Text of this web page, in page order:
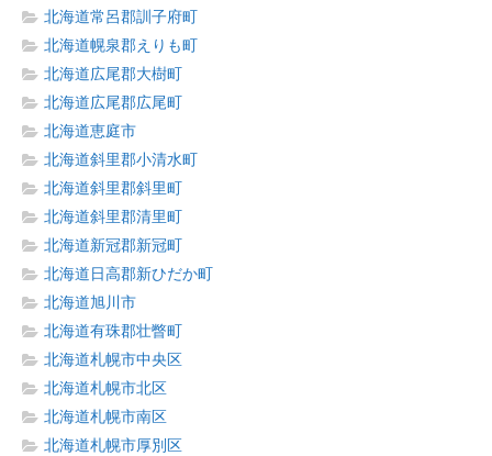
北海道常呂郡訓子府町
北海道幌泉郡えりも町
北海道広尾郡大樹町
北海道広尾郡広尾町
北海道恵庭市
北海道斜里郡小清水町
北海道斜里郡斜里町
北海道斜里郡清里町
北海道新冠郡新冠町
北海道日高郡新ひだか町
北海道旭川市
北海道有珠郡壮瞥町
北海道札幌市中央区
北海道札幌市北区
北海道札幌市南区
北海道札幌市厚別区